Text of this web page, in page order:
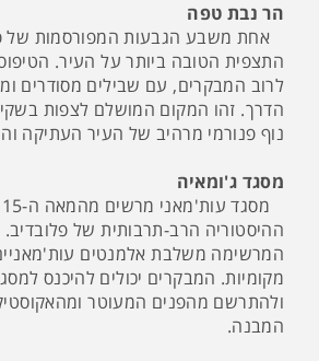
הר נבת טפה
אחת משבע הגבעות המפורסמות של
התצפית הטובה ביותר על העיר.
לרוב המבקרים, עם שבילים מסודרים
הדרך. זהו המקום המושלם לצפות
נוף פנורמי מרהיב של העיר העתיקה
מסגד ג'ומאיה
ההיסטוריה הרב-תרבותית של
המרשימה משלבת אלמנטים
מקומיות. המבקרים יכולים להיכנס
ולהתרשם מהפנים המעוטר
המבנה.